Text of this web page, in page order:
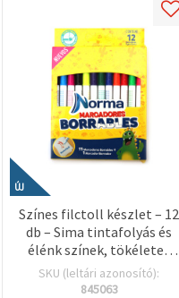
ÚJ
Színes filctoll készlet – 12
db – Sima tintafolyás és
élénk színek, tökéletes
rajzoláshoz, színezéshez,
iskolába és kreatív
SKU (leltári azonosító):
845063